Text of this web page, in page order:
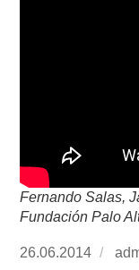
Fernando Salas,
Fundación Palo
Publicado
26.06.2014